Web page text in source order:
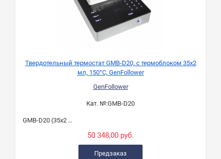
Твердотельный термостат GMB-D20, с термоблоком 35х2
мл, 150°C, GenFollower
GenFollower
Кат. №:GMB-D20
GMB-D20 (35х2 мл)
50 348,00 руб.
Предзаказ